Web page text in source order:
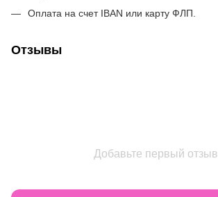
Оплата на счет IBAN или карту ФЛП.
Отзывы
Добавьте первый отзыв